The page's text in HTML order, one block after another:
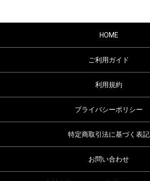
HOME
ご利用ガイド
利用規約
プライバシーポリシー
特定商取引法に基づく表記
お問い合わせ